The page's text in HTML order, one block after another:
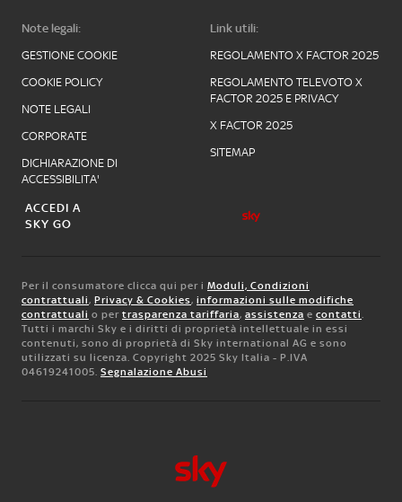
Note legali:
GESTIONE COOKIE
COOKIE POLICY
NOTE LEGALI
CORPORATE
DICHIARAZIONE DI
ACCESSIBILITA'
Link utili:
REGOLAMENTO X FACTOR 2025
REGOLAMENTO TELEVOTO X
FACTOR 2025 E PRIVACY
X FACTOR 2025
SITEMAP
ACCEDI A
SKY GO
Per il consumatore clicca qui per i Moduli, Condizioni
contrattuali, Privacy & Cookies, informazioni sulle modifiche
contrattuali o per trasparenza tariffaria, assistenza e contatti.
Tutti i marchi Sky e i diritti di proprietà intellettuale in essi
contenuti, sono di proprietà di Sky international AG e sono
utilizzati su licenza. Copyright 2025 Sky Italia - P.IVA
04619241005. Segnalazione Abusi